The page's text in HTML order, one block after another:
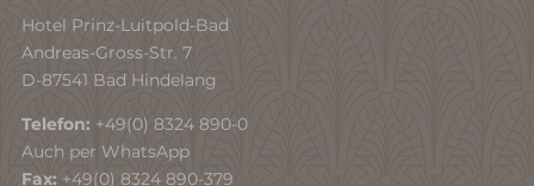
Hotel Prinz-Luitpold-Bad
Andreas-Gross-Str. 7
D-87541 Bad Hindelang
Telefon: +49(0) 8324 890-0
Auch per WhatsApp
Fax: +49(0) 8324 890-379